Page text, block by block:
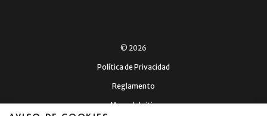
© 2026
Política de Privacidad
Reglamento
Mapa del sitio